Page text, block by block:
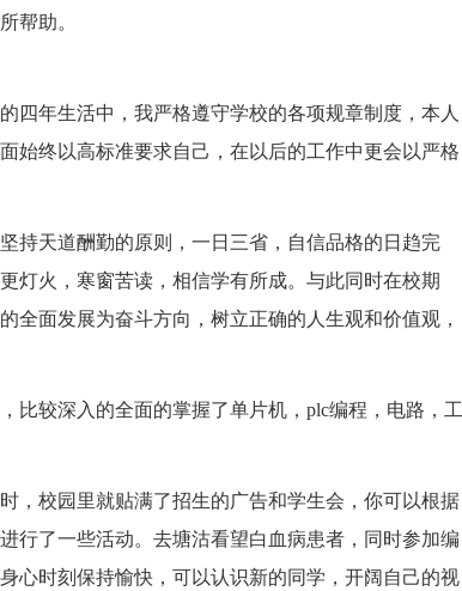
帮助。
四年生活中，我严格遵守学校的各项规章制度，本人
始终以高标准要求自己，在以后的工作中更会以严格
持天道酬勤的原则，一日三省，自信品格的日趋完
灯火，寒窗苦读，相信学有所成。与此同时在校期
全面发展为奋斗方向，树立正确的人生观和价值观，
比较深入的全面的掌握了单片机，plc编程，电路，工
，校园里就贴满了招生的广告和学生会，你可以根据
行了一些活动。去塘沽看望白血病患者，同时参加编
心时刻保持愉快，可以认识新的同学，开阔自己的视